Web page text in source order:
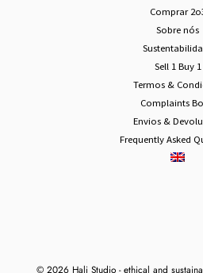
Comprar
Sobre nós
Sell 1 Buy 1
Termos &
Complaints
Envios &
Frequently Asked
© 2026 Hali Studio - ethical and